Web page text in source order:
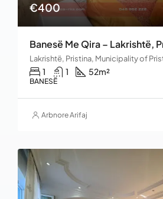
€400
Banesë Me Qira – Lakrishtë,
1 1 52m²
BANESË
Arbnore Arifaj